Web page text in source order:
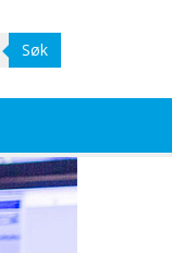
Søk